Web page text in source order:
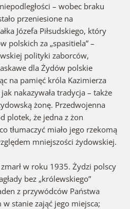
– wobec braku
przeniesione na
Józefa Piłsudskiego, który
polskich za „spasitiela” –
polityki zaborców,
dla Żydów polskie
na pamięć króla Kazimierza
nakazywała tradycja – także
żonę. Przedwojenna
plotek, że jedna z żon
tłumaczyć miało jego rzekomą
mniejszości żydowskiej.
zmarł w roku 1935. Żydzi polscy
bez „królewskiego”
z przywódców Państwa
stanie zająć jego miejsca;